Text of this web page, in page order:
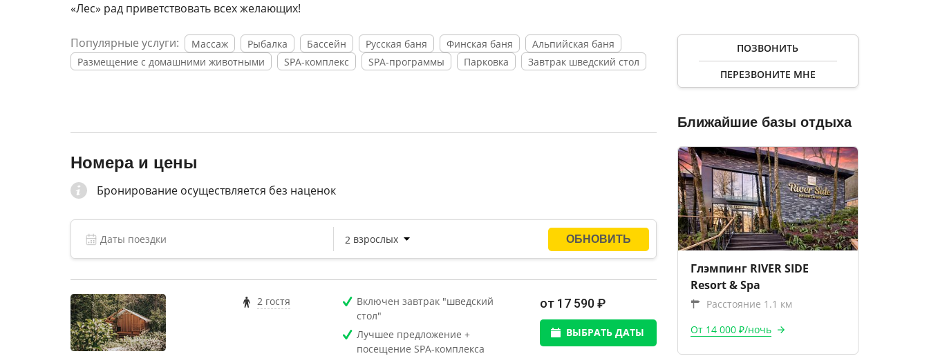
«Лес» рад приветствовать всех желающих!
Популярные услуги: Массаж Рыбалка Бассейн Русская баня Финская баня
Альпийская баня
Размещение с домашними животными
SPA-комплекс SPA-программы Парковка Завтрак шведский стол
Номера и цены
Бронирование осуществляется без наценок
2 гостя
Включен завтрак "шведский
стол"
Лучшее предложение +
посещение SPA-комплекса
от 17 590 ₽
ВЫБРАТЬ ДАТЫ
ПОЗВОНИТЬ
ПЕРЕЗВОНИТЕ МНЕ
Ближайшие базы отдыха
Глэмпинг RIVER SIDE
Resort & Spa
Расстояние 1.1 км
От 14 000 ₽/ночь